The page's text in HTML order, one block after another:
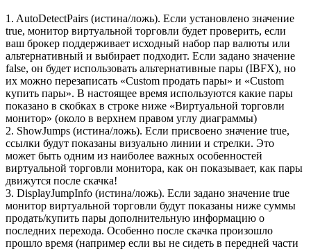
1. AutoDetectPairs (истина/ложь). Если установлено значение
true, монитор виртуальной торговли будет проверить, если
ваш брокер поддерживает исходный набор пар валюты или
альтернативный и выбирает подходит. Если задано значение
false, он будет использовать альтернативные пары (IBFX), но
их можно перезаписать «Custom продать пары» и «Custom
купить пары». В настоящее время используются какие пары
показано в скобках в строке ниже «Виртуальной торговли
монитор» (около в верхнем правом углу диаграммы)
2. ShowJumps (истина/ложь). Если присвоено значение true,
ссылки будут показаны визуально линии и стрелки. Это
может быть одним из наиболее важных особенностей
виртуальной торговли монитора, как он показывает, как пары
движутся после скачка!
3. DisplayJumpInfo (истина/ложь). Если задано значение true
монитор виртуальной торговли будут показаны ниже суммы
продать/купить пары дополнительную информацию о
последних перехода. Особенно после скачка произошло
прошло время (например если вы не сидеть в передней части